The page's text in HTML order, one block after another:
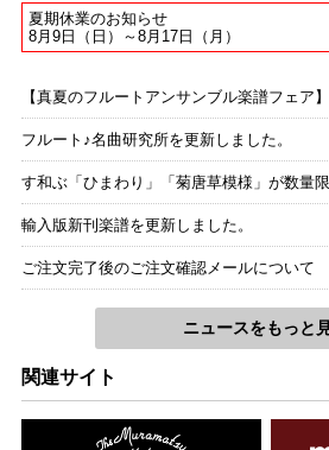
大久保はるか
ジュ・トゥ・ヴー（おまえが欲しい）（
Fl.Guit.Perc
大久保はるか
アヴェ・マリア（大久保はるか編曲）
Fl.Guit.Perc
パッヘルベル
カノン（大久保はるか編曲）
夏期休業のお知らせ
8月9日（日）～8月17日（月）
【真夏のフルートアンサンブル楽譜フェア
フルート♪名曲研究所を更新しました。
す和ぶ「ひまわり」「菊唐草模様」が数量
輸入版新刊楽譜を更新しました。
ご注文完了後のご注文確認メールについて
ニュースをもっと
関連サイト